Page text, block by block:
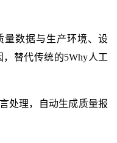
量数据与生产环境、设
替代传统的5Why人工
处理，自动生成质量报